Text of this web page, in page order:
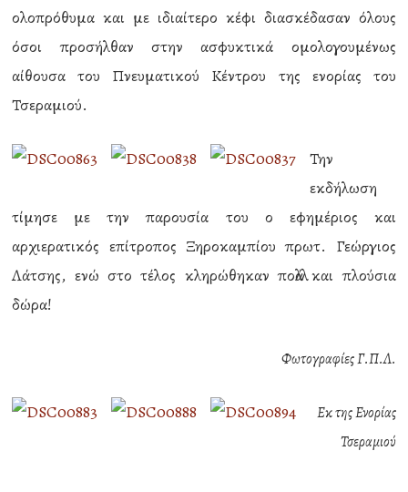
ολοπρόθυμα και με ιδιαίτερο κέφι διασκέδασαν όλους
όσοι προσήλθαν στην ασφυκτικά ομολογουμένως
αίθουσα του Πνευματικού Κέντρου της ενορίας του
Τσεραμιού.
Την
εκδήλωση
τίμησε με την παρουσία του ο εφημέριος και
αρχιερατικός επίτροπος Ξηροκαμπίου πρωτ. Γεώργιος
Λάτσης, ενώ στο τέλος κληρώθηκαν πολλά και πλούσια
δώρα!
Φωτογραφίες Γ.Π.Λ.
Εκ της Ενορίας
Τσεραμιού